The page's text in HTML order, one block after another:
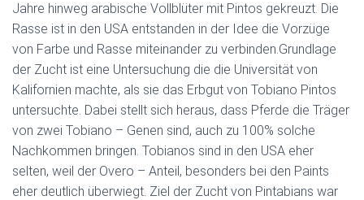
Jahre hinweg arabische Vollblüter mit Pintos gekreuzt. Die
Rasse ist in den USA entstanden in der Idee die Vorzüge
von Farbe und Rasse miteinander zu verbinden.Grundlage
der Zucht ist eine Untersuchung die die Universität von
Kalifornien machte, als sie das Erbgut von Tobiano Pintos
untersuchte. Dabei stellt sich heraus, dass Pferde die Träger
von zwei Tobiano – Genen sind, auch zu 100% solche
Nachkommen bringen. Tobianos sind in den USA eher
selten, weil der Overo – Anteil, besonders bei den Paints
eher deutlich überwiegt. Ziel der Zucht von Pintabians war